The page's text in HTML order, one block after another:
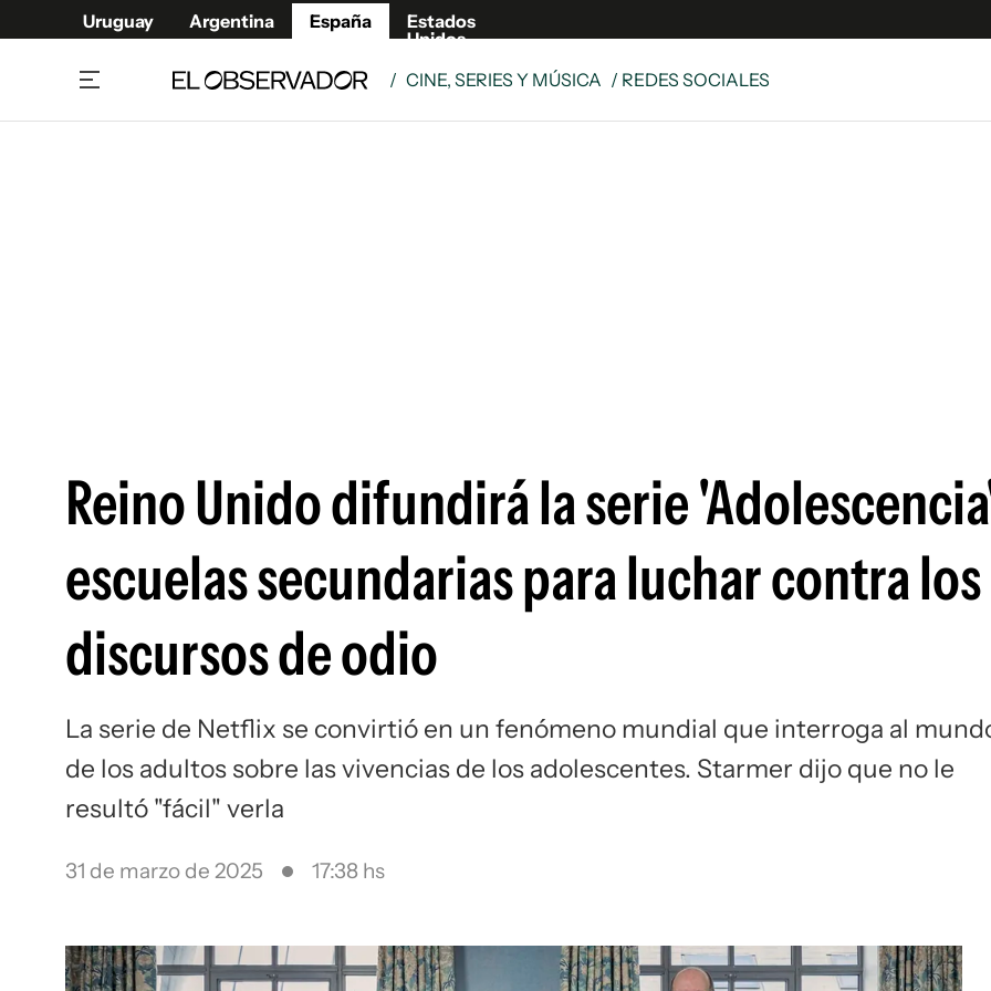
Uruguay Argentina España
Estados
Unidos
/ CINE, SERIES Y MÚSICA / REDES SOCIALES
Reino Unido difundirá la serie
escuelas secundarias para luchar contra los
discursos de odio
La serie de Netflix se convirtió en un fenómeno mundial que interroga al
de los adultos sobre las vivencias de los adolescentes. Starmer dijo que no le
resultó "fácil" verla
31 de marzo de 2025 17:38 hs